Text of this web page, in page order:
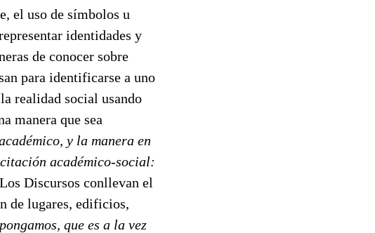
el uso de símbolos u
identidades y
de conocer sobre
para identificarse a uno
realidad social usando
manera que sea
y la manera en
académico-social:
Los Discursos conllevan el
de lugares, edificios,
que es a la vez